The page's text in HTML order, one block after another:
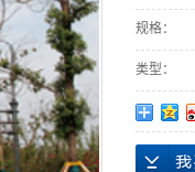
规格：
类型：